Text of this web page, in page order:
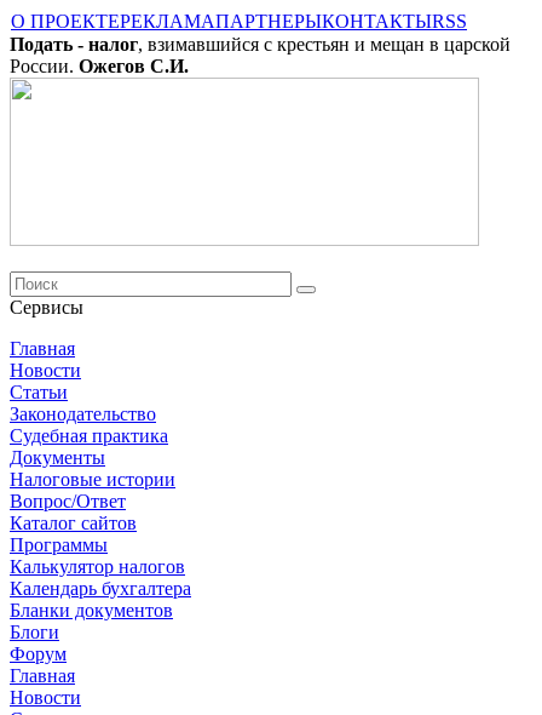
О ПРОЕКТЕРЕКЛАМАПАРТНЕРЫКОНТАКТЫRSS
Подать - налог, взимавшийся с крестьян и мещан в царской
России. Ожегов С.И.
Сервисы
Главная
Новости
Cтатьи
Законодательство
Судебная практика
Документы
Налоговые истории
Вопрос/Ответ
Каталог сайтов
Программы
Калькулятор налогов
Календарь бухгалтера
Бланки документов
Блоги
Форум
Главная
Новости